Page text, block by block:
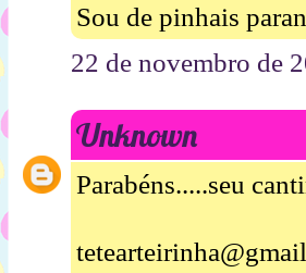
Sou de pinhais
22 de novembro de
Unknown
Parabéns.....seu